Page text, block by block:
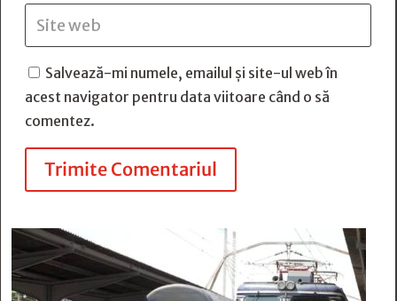
Salvează-mi numele, emailul și site-ul web în
acest navigator pentru data viitoare când o să
comentez.
Trimite Comentariul